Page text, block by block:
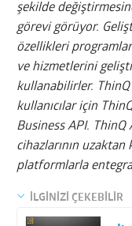
şekilde
görevi görüyor.
özellikleri
ve hizmetlerini
kullanabilirler. ThinQ
kullanıcılar için
Business API. ThinQ
cihazlarının
platformlarla
İLGİNİZİ ÇEKEBİLİR